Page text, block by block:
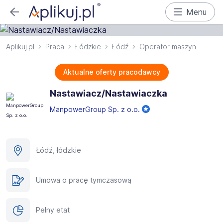
Menu
Aplikuj.pl Praca Łódzkie Łódź Operator maszyn
Aktualne oferty pracodawcy
Nastawiacz/Nastawiaczka
ManpowerGroup Sp. z o.o.
Łódź, łódzkie
Umowa o pracę tymczasową
Pełny etat